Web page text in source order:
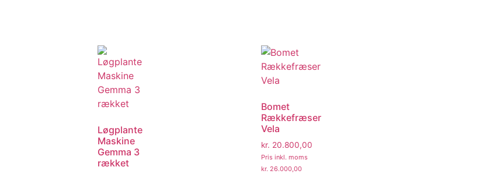
Løgplante
Maskine
Gemma 3
rækket
Bomet
Rækkefræser
Vela
kr. 20.800,00
Pris inkl. moms
kr. 26.000,00